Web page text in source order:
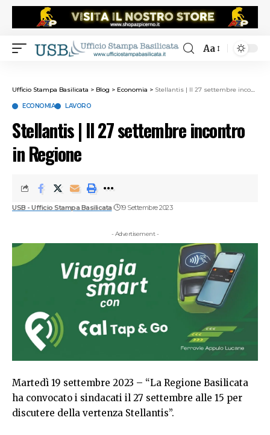
Aa
Ufficio Stampa Basilicata > Blog > Economia > Stellantis | Il 27 settembre incontro in Regione
ECONOMIA LAVORO
Stellantis | Il 27 settembre incontro
in Regione
USB - Ufficio Stampa Basilicata 19 Settembre 2023
- Advertisement -
Martedì 19 settembre 2023 – “La Regione Basilicata
ha convocato i sindacati il 27 settembre alle 15 per
discutere della vertenza Stellantis”.